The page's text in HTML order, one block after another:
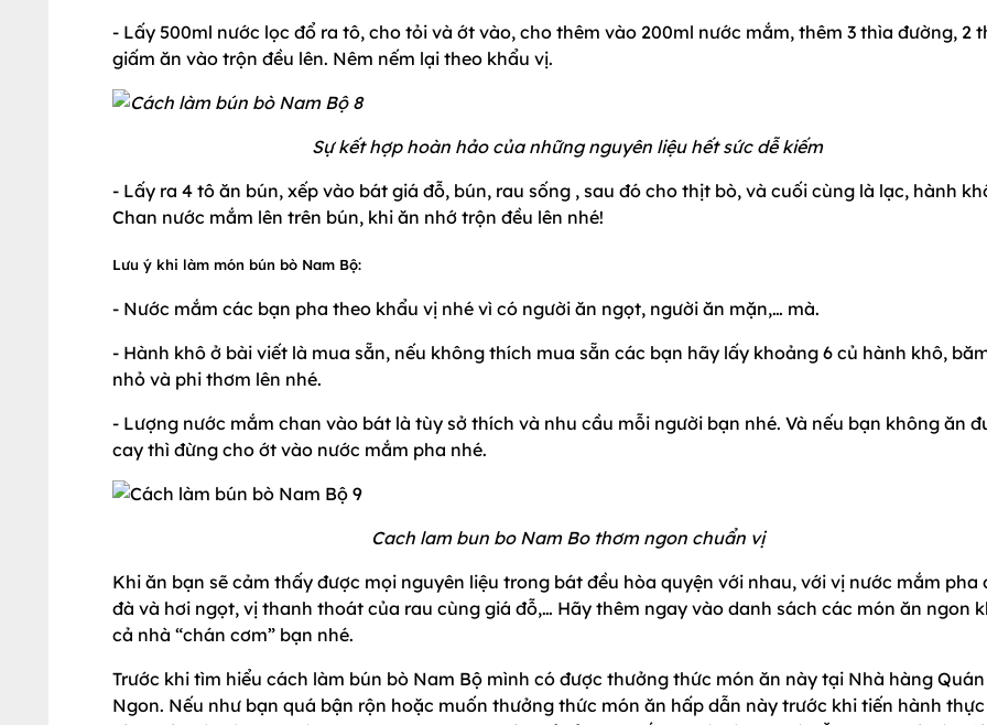
- Lấy 500ml nước lọc đổ ra tô, cho tỏi và ớt vào, cho thêm vào 200ml nước mắm, thêm 3 thìa đường, 2
giấm ăn vào trộn đều lên. Nêm nếm lại theo khẩu vị.
Sự kết hợp hoàn hảo của những nguyên liệu hết sức dễ kiếm
- Lấy ra 4 tô ăn bún, xếp vào bát giá đỗ, bún, rau sống , sau đó cho thịt bò, và cuối cùng là lạc, hành
Chan nước mắm lên trên bún, khi ăn nhớ trộn đều lên nhé!
Lưu ý khi làm món bún bò Nam Bộ:
- Nước mắm các bạn pha theo khẩu vị nhé vì có người ăn ngọt, người ăn mặn,… mà.
- Hành khô ở bài viết là mua sẵn, nếu không thích mua sẵn các bạn hãy lấy khoảng 6 củ hành khô,
nhỏ và phi thơm lên nhé.
- Lượng nước mắm chan vào bát là tùy sở thích và nhu cầu mỗi người bạn nhé. Và nếu bạn không ăn
cay thì đừng cho ớt vào nước mắm pha nhé.
Cach lam bun bo Nam Bo thơm ngon chuẩn vị
Khi ăn bạn sẽ cảm thấy được mọi nguyên liệu trong bát đều hòa quyện với nhau, với vị nước mắm pha
đà và hơi ngọt, vị thanh thoát của rau cùng giá đỗ,… Hãy thêm ngay vào danh sách các món ăn ngon
cả nhà “chán cơm” bạn nhé.
Trước khi tìm hiểu cách làm bún bò Nam Bộ mình có được thưởng thức món ăn này tại Nhà hàng
Ngon. Nếu như bạn quá bận rộn hoặc muốn thưởng thức món ăn hấp dẫn này trước khi tiến hành thực